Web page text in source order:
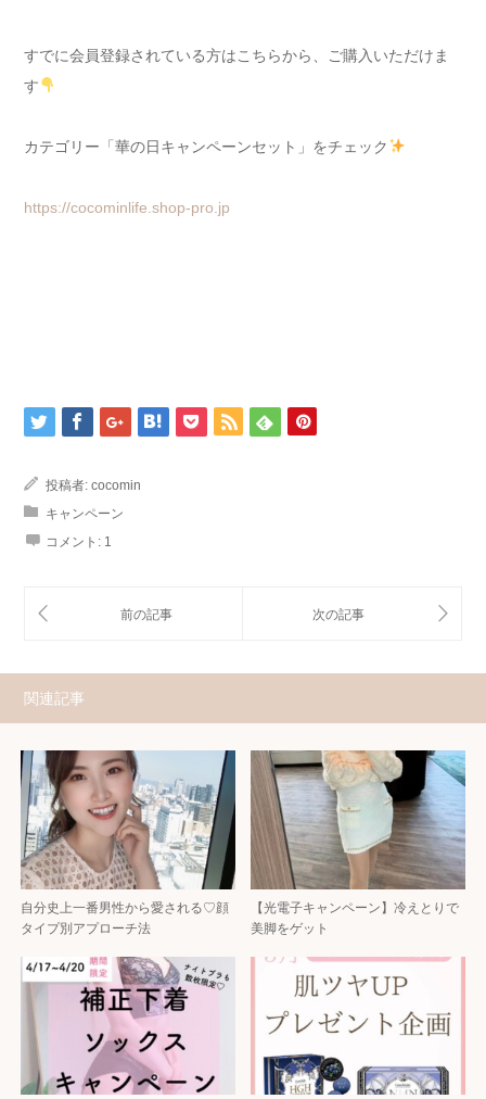
すでに会員登録されている方はこちらから、ご購入いただけま
す
カテゴリー「華の日キャンペーンセット」をチェック
https://cocominlife.shop-pro.jp
投稿者: cocomin
キャンペーン
コメント: 1
関連記事
自分史上一番男性から愛される♡顔
タイプ別アプローチ法
【光電子キャンペーン】冷えとりで
美脚をゲット